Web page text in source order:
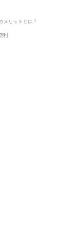
リットとは？
利